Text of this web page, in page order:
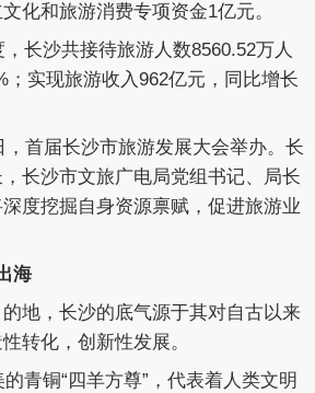
化和旅游消费专项资金1亿元。
长沙共接待旅游人数8560.52万人
；实现旅游收入962亿元，同比增长
，首届长沙市旅游发展大会举办。长
长沙市文旅广电局党组书记、局长
度挖掘自身资源禀赋，促进旅游业
海
地，长沙的底气源于其对自古以来
转化，创新性发展。
青铜“四羊方尊”，代表着人类文明